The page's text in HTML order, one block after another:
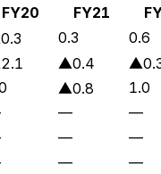
FY20 FY21
0.3 0.6
▲0.4
▲0.8 1.0
— —
— —
— —